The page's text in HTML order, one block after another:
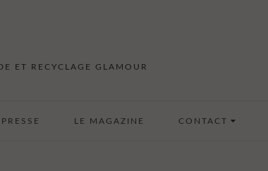
ET RECYCLAGE GLAMOUR
LE MAGAZINE CONTACT